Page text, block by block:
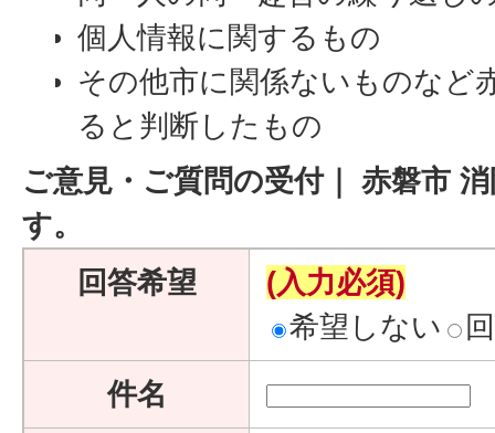
個人情報に関するもの
その他市に関係ないものなど
ると判断したもの
ご意見・ご質問の受付｜ 赤磐市
す。
回答希望
(入力必須)
希望しない
件名